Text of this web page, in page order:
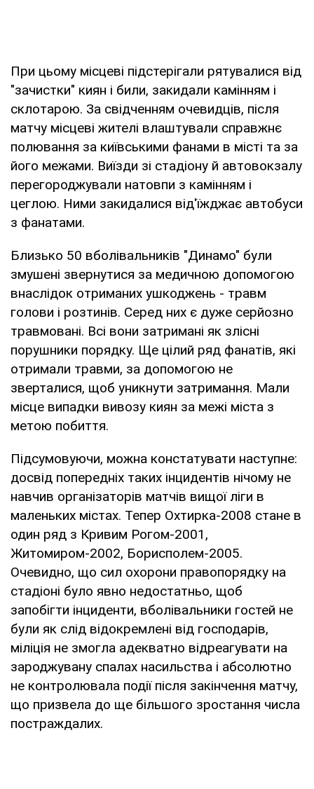
При цьому місцеві підстерігали рятувалися від
"зачистки" киян і били, закидали камінням і
склотарою. За свідченням очевидців, після
матчу місцеві жителі влаштували справжнє
полювання за київськими фанами в місті та за
його межами. Виїзди зі стадіону й автовокзалу
перегороджували натовпи з камінням і
цеглою. Ними закидалися від'їжджає автобуси
з фанатами.
Близько 50 вболівальників "Динамо" були
змушені звернутися за медичною допомогою
внаслідок отриманих ушкоджень - травм
голови і розтинів. Серед них є дуже серйозно
травмовані. Всі вони затримані як злісні
порушники порядку. Ще цілий ряд фанатів, які
отримали травми, за допомогою не
зверталися, щоб уникнути затримання. Мали
місце випадки вивозу киян за межі міста з
метою побиття.
Підсумовуючи, можна констатувати наступне:
досвід попередніх таких інцидентів нічому не
навчив організаторів матчів вищої ліги в
маленьких містах. Тепер Охтирка-2008 стане в
один ряд з Кривим Рогом-2001,
Житомиром-2002, Борисполем-2005.
Очевидно, що сил охорони правопорядку на
стадіоні було явно недостатньо, щоб
запобігти інциденти, вболівальники гостей не
були як слід відокремлені від господарів,
міліція не змогла адекватно відреагувати на
зароджувану спалах насильства і абсолютно
не контролювала події після закінчення матчу,
що призвела до ще більшого зростання числа
постраждалих.